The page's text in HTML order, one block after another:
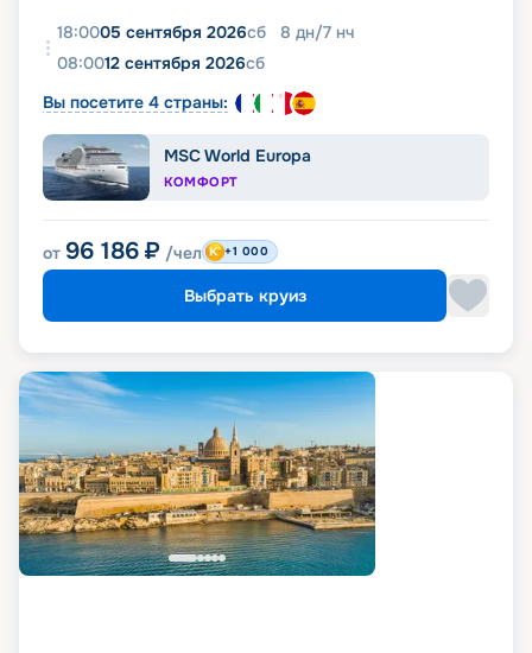
18:0005 сентября 2026сб 8 дн/7 нч
08:0012 сентября 2026сб
Вы посетите 4 страны:
MSC World Europa
КОМФОРТ
от 96 186 ₽ /чел +1 000
Выбрать круиз